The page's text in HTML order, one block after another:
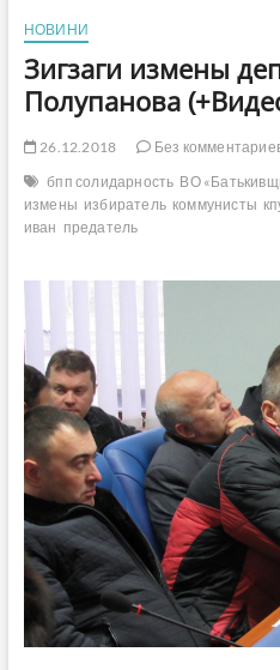
НОВИНИ
Зигзаги измены
Полупанова
26.12.2018
Без
бпп солидарность ВО
измены избиратель коммунисты
иван предатель